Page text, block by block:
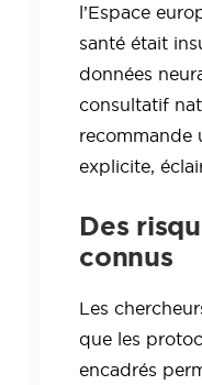
l’Espace
santé était
données
consultatif
recommande
explicite,
Des
connus
Les
que les
encadrés